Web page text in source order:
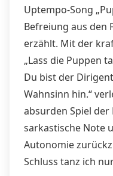
Uptempo-Song
Befreiung aus den
erzählt. Mit der
„Lass die Puppen
Du bist der
Wahnsinn hin.“
absurden Spiel
sarkastische Note
Autonomie
Schluss tanz ich